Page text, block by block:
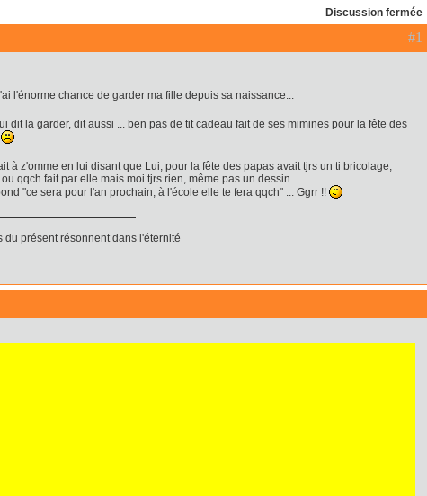
Discussion fermée
#1
l'énorme chance de garder ma fille depuis sa naissance...
dit la garder, dit aussi ... ben pas de tit cadeau fait de ses mimines pour la fête des
à z'omme en lui disant que Lui, pour la fête des papas avait tjrs un ti bricolage,
qqch fait par elle mais moi tjrs rien, même pas un dessin
"ce sera pour l'an prochain, à l'école elle te fera qqch" ... Ggrr !!
du présent résonnent dans l'éternité